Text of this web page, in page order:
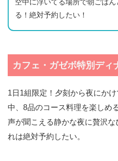
空中に浮いてる場所で朝ごは
る！絶対予約したい！
カフェ・ガゼボ特別ディ
1日1組限定！夕刻から夜にか
中、8品のコース料理を楽しめ
声が聞こえる静かな夜に贅沢な
れは絶対予約したい。